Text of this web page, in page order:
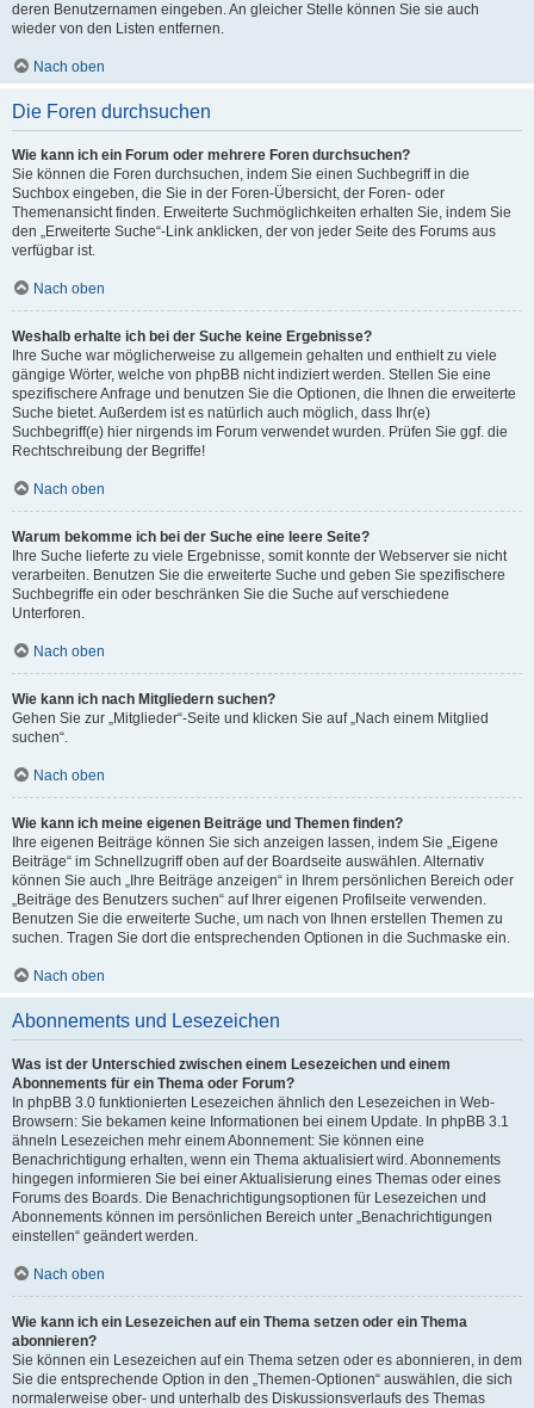
deren Benutzernamen eingeben. An gleicher Stelle können Sie sie auch
wieder von den Listen entfernen.
Nach oben
Die Foren durchsuchen
Wie kann ich ein Forum oder mehrere Foren durchsuchen?
Sie können die Foren durchsuchen, indem Sie einen Suchbegriff in die
Suchbox eingeben, die Sie in der Foren-Übersicht, der Foren- oder
Themenansicht finden. Erweiterte Suchmöglichkeiten erhalten Sie, indem Sie
den „Erweiterte Suche“-Link anklicken, der von jeder Seite des Forums aus
verfügbar ist.
Nach oben
Weshalb erhalte ich bei der Suche keine Ergebnisse?
Ihre Suche war möglicherweise zu allgemein gehalten und enthielt zu viele
gängige Wörter, welche von phpBB nicht indiziert werden. Stellen Sie eine
spezifischere Anfrage und benutzen Sie die Optionen, die Ihnen die erweiterte
Suche bietet. Außerdem ist es natürlich auch möglich, dass Ihr(e)
Suchbegriff(e) hier nirgends im Forum verwendet wurden. Prüfen Sie ggf. die
Rechtschreibung der Begriffe!
Nach oben
Warum bekomme ich bei der Suche eine leere Seite?
Ihre Suche lieferte zu viele Ergebnisse, somit konnte der Webserver sie nicht
verarbeiten. Benutzen Sie die erweiterte Suche und geben Sie spezifischere
Suchbegriffe ein oder beschränken Sie die Suche auf verschiedene
Unterforen.
Nach oben
Wie kann ich nach Mitgliedern suchen?
Gehen Sie zur „Mitglieder“-Seite und klicken Sie auf „Nach einem Mitglied
suchen“.
Nach oben
Wie kann ich meine eigenen Beiträge und Themen finden?
Ihre eigenen Beiträge können Sie sich anzeigen lassen, indem Sie „Eigene
Beiträge“ im Schnellzugriff oben auf der Boardseite auswählen. Alternativ
können Sie auch „Ihre Beiträge anzeigen“ in Ihrem persönlichen Bereich oder
„Beiträge des Benutzers suchen“ auf Ihrer eigenen Profilseite verwenden.
Benutzen Sie die erweiterte Suche, um nach von Ihnen erstellen Themen zu
suchen. Tragen Sie dort die entsprechenden Optionen in die Suchmaske ein.
Nach oben
Abonnements und Lesezeichen
Was ist der Unterschied zwischen einem Lesezeichen und einem
Abonnements für ein Thema oder Forum?
In phpBB 3.0 funktionierten Lesezeichen ähnlich den Lesezeichen in Web-
Browsern: Sie bekamen keine Informationen bei einem Update. In phpBB 3.1
ähneln Lesezeichen mehr einem Abonnement: Sie können eine
Benachrichtigung erhalten, wenn ein Thema aktualisiert wird. Abonnements
hingegen informieren Sie bei einer Aktualisierung eines Themas oder eines
Forums des Boards. Die Benachrichtigungsoptionen für Lesezeichen und
Abonnements können im persönlichen Bereich unter „Benachrichtigungen
einstellen“ geändert werden.
Nach oben
Wie kann ich ein Lesezeichen auf ein Thema setzen oder ein Thema
abonnieren?
Sie können ein Lesezeichen auf ein Thema setzen oder es abonnieren, in dem
Sie die entsprechende Option in den „Themen-Optionen“ auswählen, die sich
normalerweise ober- und unterhalb des Diskussionsverlaufs des Themas